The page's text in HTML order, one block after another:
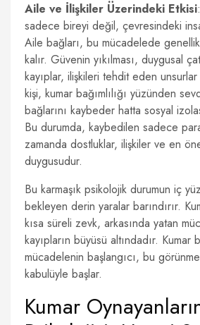
Aile ve İlişkiler Üzerindeki Etkisi
sadece bireyi değil, çevresindeki
Aile bağları, bu mücadelede
kalır. Güvenin yıkılması, duygusal
kayıplar, ilişkileri tehdit eden
kişi, kumar bağımlılığı yüzünden
bağlarını kaybeder hatta sosyal
Bu durumda, kaybedilen sadece
zamanda dostluklar, ilişkiler ve en
duygusudur.
Bu karmaşık psikolojik durumun iç
bekleyen derin yaralar barındırır.
kısa süreli zevk, arkasında yatan
kayıpların büyüsü altındadır. Kumar
mücadelenin başlangıcı, bu
kabulüyle başlar.
Kumar